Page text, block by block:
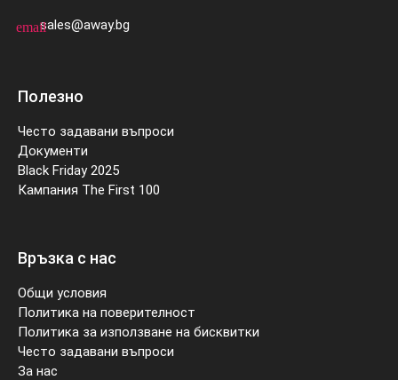
emailsales@away.bg
Полезно
Често задавани въпроси
Документи
Black Friday 2025
Кампания The First 100
Връзка с нас
Общи условия
Политика на поверителност
Политика за използване на бисквитки
Често задавани въпроси
За нас